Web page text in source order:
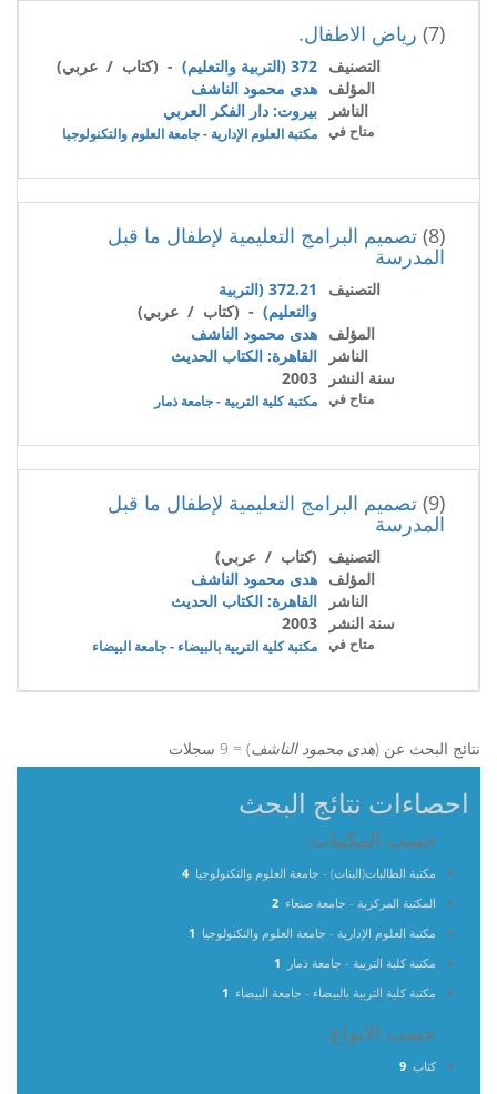
(7) رياض الاطفال.
التصنيف 372 (التربية والتعليم)
- (كتاب / عربي)
المؤلف هدى محمود الناشف
الناشر
بيروت: دار الفكر العربي
متاح في مكتبة العلوم الإدارية - جامعة العلوم والتكنولوجيا
(8) تصميم البرامج التعليمية لإطفال ما قبل
المدرسة
التصنيف
372.21 (التربية
والتعليم) - (كتاب / عربي)
المؤلف هدى محمود الناشف
الناشر
القاهرة: الكتاب الحديث
سنة النشر
2003
متاح في مكتبة كلية التربية - جامعة ذمار
(9) تصميم البرامج التعليمية لإطفال ما قبل
المدرسة
التصنيف
(كتاب / عربي)
المؤلف هدى محمود الناشف
الناشر
القاهرة: الكتاب الحديث
سنة النشر
2003
متاح في مكتبة كلية التربية بالبيضاء - جامعة البيضاء
نتائج البحث عن (هدى محمود الناشف) = 9 سجلات
احصاءات نتائج البحث
حسب المكتبات:
مكتبة الطالبات(البنات) - جامعة العلوم والتكنولوجيا 4
المكتبة المركزية - جامعة صنعاء 2
مكتبة العلوم الإدارية - جامعة العلوم والتكنولوجيا 1
مكتبة كلية التربية - جامعة ذمار
1
مكتبة كلية التربية بالبيضاء - جامعة البيضاء 1
حسب الانواع:
كتاب 9